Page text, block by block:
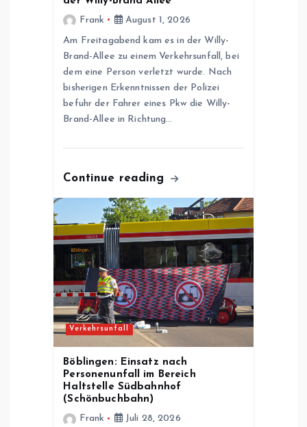
Frank
August 1, 2026
Am Freitagabend kam es in der Willy-
Brand-Allee zu einem Verkehrsunfall, bei
dem eine Person verletzt wurde. Nach
bisherigen Erkenntnissen der Polizei
befuhr der Fahrer eines Pkw die Willy-
Brand-Allee in Richtung…
Continue reading
Verkehrsunfall
Böblingen: Einsatz nach
Personenunfall im Bereich
Haltstelle Südbahnhof
(Schönbuchbahn)
Frank
Juli 28, 2026